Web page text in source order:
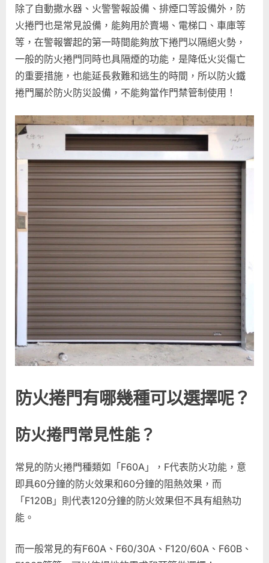
防
火
捲
門
整
懶
包！〉
中
除了自動撒水器、火警警報設備、排煙口等設備外，防
火捲門也是常見設備，能夠用於賣場、電梯口、車庫等
等，在警報響起的第一時間能夠放下捲門以隔絕火勢，
一般的防火捲門同時也具隔煙的功能，是降低火災傷亡
的重要措施，也能延長救難和逃生的時間，所以防火鐵
捲門屬於防火防災設備，不能夠當作門禁管制使用！
防火捲門有哪幾種可以選擇呢？
防火捲門常見性能？
常見的防火捲門種類如「F60A」，F代表防火功能，意
即具60分鐘的防火效果和60分鐘的阻熱效果，而
「F120B」則代表120分鐘的防火效果但不具有組熱功
能。
而一般常見的有F60A、F60/30A、F120/60A、F60B、